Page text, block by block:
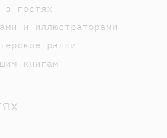
в гостях
и иллюстраторами
ралли
книгам